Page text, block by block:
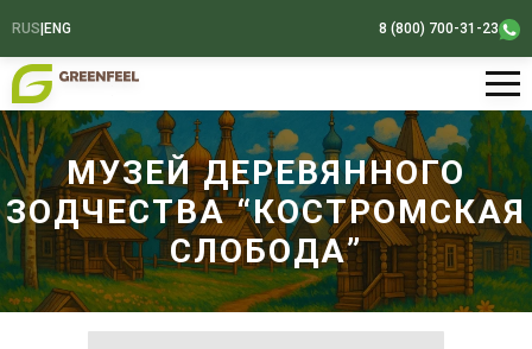
RUS ENG 8 (800) 700-31-23
МУЗЕЙ ДЕРЕВЯННОГО
ЗОДЧЕСТВА “КОСТРОМСКАЯ
СЛОБОДА”